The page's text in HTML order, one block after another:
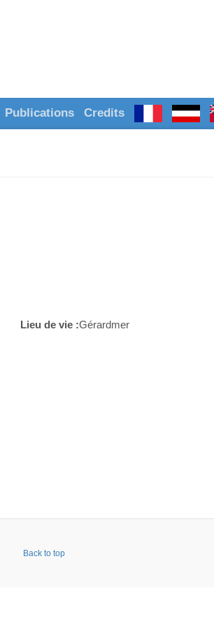
Publications Credits
Lieu de vie :Gérardmer
Back to top